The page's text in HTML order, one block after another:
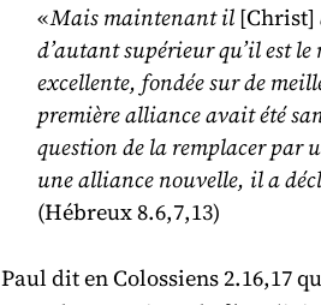
«Mais maintenant il [Christ]
d’autant supérieur qu’il est
excellente, fondée sur de
première alliance avait été
question de la remplacer par
une alliance nouvelle, il a
(Hébreux 8.6,7,13)
Paul dit en Colossiens 2.16,17